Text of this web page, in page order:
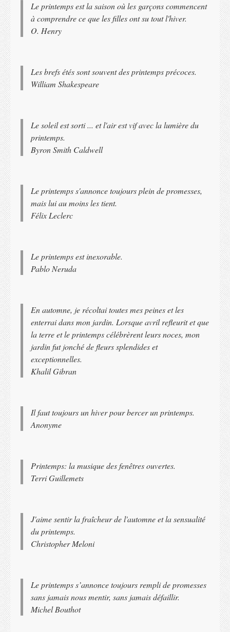
Le printemps est la saison où les garçons commencent
à comprendre ce que les filles ont su tout l'hiver.
O. Henry
Les brefs étés sont souvent des printemps précoces.
William Shakespeare
Le soleil est sorti ... et l'air est vif avec la lumière du
printemps.
Byron Smith Caldwell
Le printemps s'annonce toujours plein de promesses,
mais lui au moins les tient.
Félix Leclerc
Le printemps est inexorable.
Pablo Neruda
En automne, je récoltai toutes mes peines et les
enterrai dans mon jardin. Lorsque avril refleurit et que
la terre et le printemps célébrèrent leurs noces, mon
jardin fut jonché de fleurs splendides et
exceptionnelles.
Khalil Gibran
Il faut toujours un hiver pour bercer un printemps.
Anonyme
Printemps: la musique des fenêtres ouvertes.
Terri Guillemets
J'aime sentir la fraîcheur de l'automne et la sensualité
du printemps.
Christopher Meloni
Le printemps s’annonce toujours rempli de promesses
sans jamais nous mentir, sans jamais défaillir.
Michel Bouthot